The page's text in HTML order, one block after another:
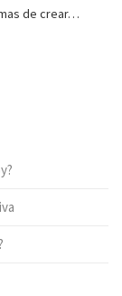
de crear…